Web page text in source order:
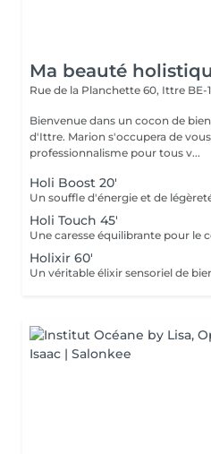
Ma beauté
Rue de la Planchette 60, Ittre BE-
Bienvenue dans un cocon de
d'Ittre. Marion s'occupera de
professionnalisme pour tous v...
Holi Boost 20'
Holi Touch 45'
Holixir 60'